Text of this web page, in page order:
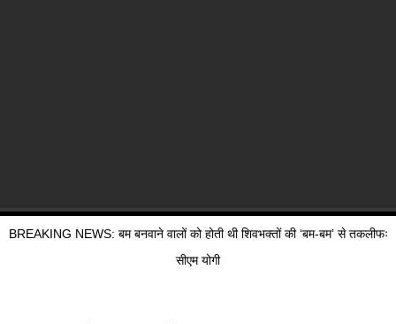
BREAKING NEWS: बम बनवाने वालों को होती थी शिवभक्तों की ‘बम-बम’ से तकलीफः
सीएम योगी